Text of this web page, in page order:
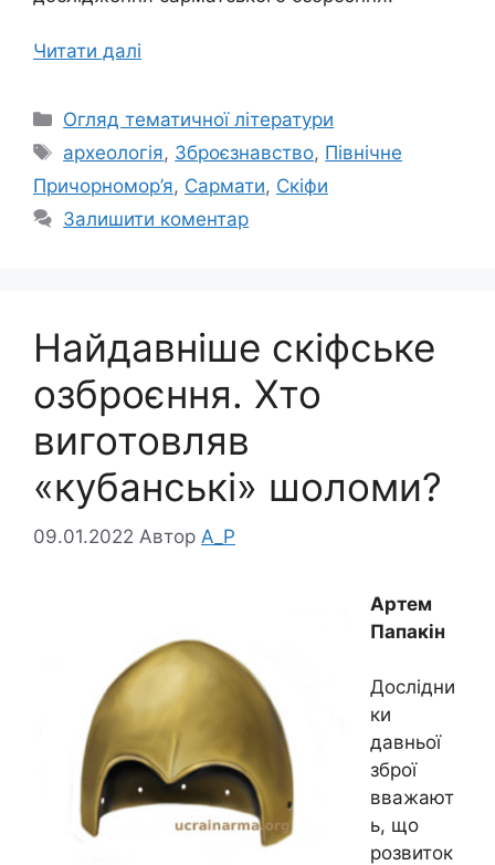
Читати далі
Категорії
Огляд тематичної літератури
Позначки
археологія, Зброєзнавство, Північне
Причорномор’я, Сармати, Скіфи
Залишити коментар
Найдавніше скіфське
озброєння. Хто
виготовляв
«кубанські» шоломи?
09.01.2022 Автор A_P
Артем
Папакін
Дослідни
ки
давньої
зброї
вважают
ь, що
розвиток